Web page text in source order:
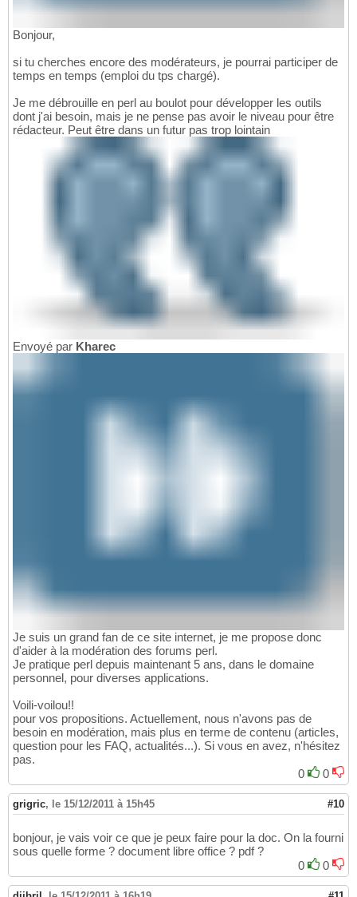
Bonjour,
si tu cherches encore des modérateurs, je pourrai participer de
temps en temps (emploi du tps chargé).
Je me débrouille en perl au boulot pour développer les outils
dont j'ai besoin, mais je ne pense pas avoir le niveau pour être
rédacteur. Peut être dans un futur pas trop lointain
Envoyé par Kharec
Je suis un grand fan de ce site internet, je me propose donc
d'aider à la modération des forums perl.
Je pratique perl depuis maintenant 5 ans, dans le domaine
personnel, pour diverses applications.
Voili-voilou!!
pour vos propositions. Actuellement, nous n'avons pas de
besoin en modération, mais plus en terme de contenu (articles,
question pour les FAQ, actualités...). Si vous en avez, n'hésitez
pas.
0
0
grigric, le 15/12/2011 à 15h45 #10
bonjour, je vais voir ce que je peux faire pour la doc. On la fourni
sous quelle forme ? document libre office ? pdf ?
0
0